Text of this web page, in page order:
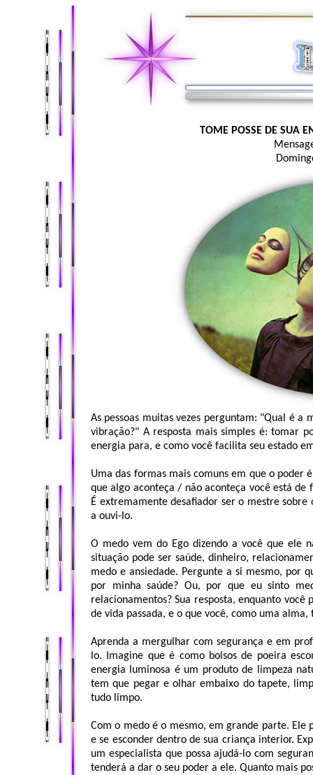
TOME POSSE DE SUA
As pessoas muitas vezes perguntam: "Qual é
vibração?" A resposta mais simples é: tomar
energia para, e como você facilita seu estado
Uma das formas mais comuns em que o poder
que algo aconteça / não aconteça você está
É extremamente desafiador ser o mestre
a ouvi-lo.
O medo vem do Ego dizendo a você que ele
situação pode ser saúde, dinheiro,
medo e ansiedade. Pergunte a si mesmo, por
por minha saúde? Ou, por que eu sinto
relacionamentos? Sua resposta, enquanto
de vida passada, e o que você, como uma
Aprenda a mergulhar com segurança e em
lo. Imagine que é como bolsos de poeira
energia luminosa é um produto de limpeza
tem que pegar e olhar embaixo do tapete,
tudo limpo.
Com o medo é o mesmo, em grande parte. Ele
e se esconder dentro de sua criança interior.
um especialista que possa ajudá-lo com
tenderá a dar o seu poder a ele. Quanto mais